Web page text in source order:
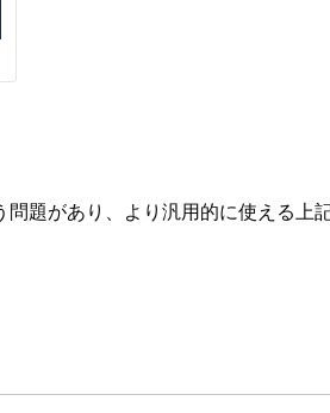
題があり、より汎用的に使える上